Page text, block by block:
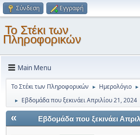
Σύνδεση Εγγραφή
Το Στέκι των
Πληροφορικών
Main Menu
Το Στέκι των Πληροφορικών ► Ημερολόγιο ►
► Εβδομάδα που ξεκινάει Απριλίου 21, 2024
« Εβδομάδα που ξεκινάει